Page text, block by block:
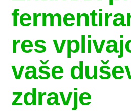
res
vaše
zdravje